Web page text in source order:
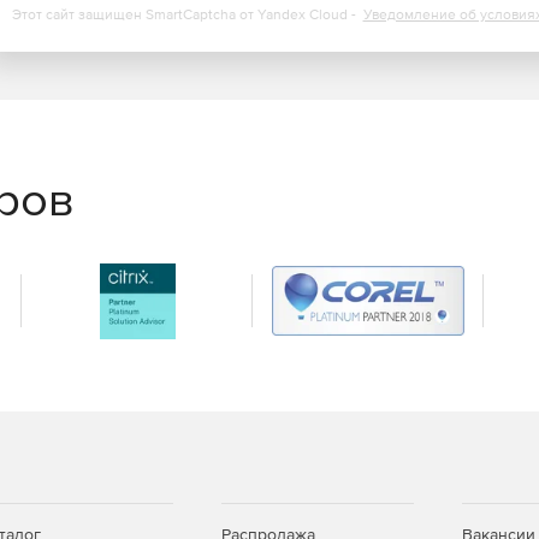
Этот сайт защищен SmartCaptcha от Yandex Cloud - Уведомление об
Распродажа Вакансии